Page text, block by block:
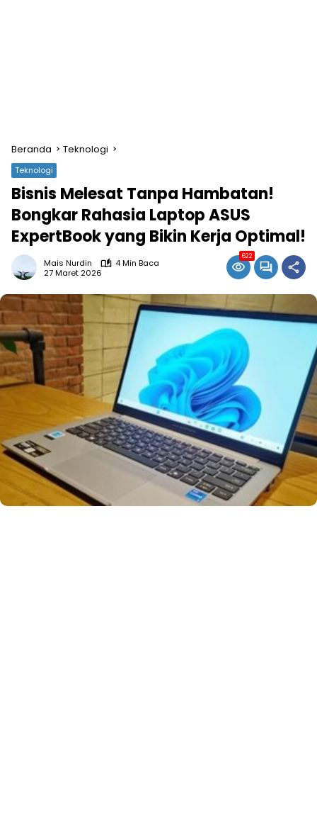
Beranda Teknologi
Teknologi
Bisnis Melesat Tanpa Hambatan!
Bongkar Rahasia Laptop ASUS
ExpertBook yang Bikin Kerja Optimal!
Mais Nurdin
4 Min Baca
27 Maret 2026
622